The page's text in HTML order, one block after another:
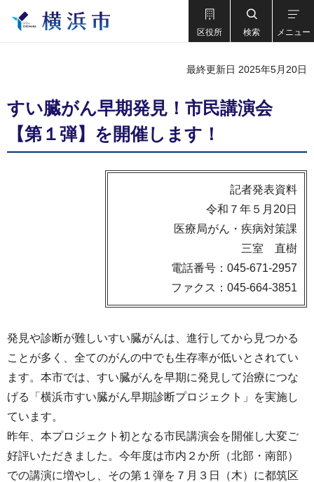
区役所 検索 メニュー
最終更新日 2025年5月20日
すい臓がん早期発見！市民講演会
【第１弾】を開催します！
記者発表資料
令和７年５月20日
医療局がん・疾病対策課
三室 直樹
電話番号：045-671-2957
ファクス：045-664-3851
発見や診断が難しいすい臓がんは、進行してから見つかる
ことが多く、全てのがんの中でも生存率が低いとされてい
ます。本市では、すい臓がんを早期に発見して治療につな
げる「横浜市すい臓がん早期診断プロジェクト」を実施し
ています。
昨年、本プロジェクト初となる市民講演会を開催し大変ご
好評いただきました。今年度は市内２か所（北部・南部）
での講演に増やし、その第１弾を７月３日（木）に都筑区